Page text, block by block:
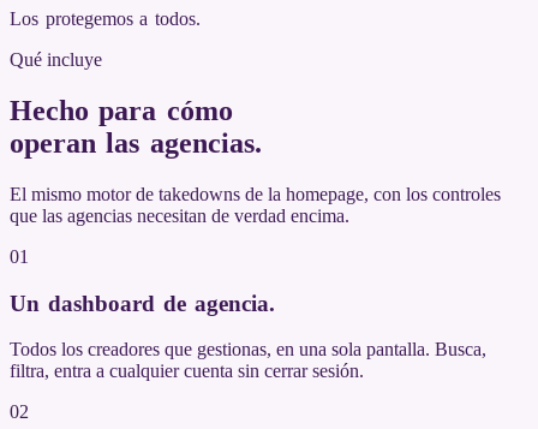
Los protegemos a todos.
Qué incluye
Hecho para cómo
operan las agencias.
El mismo motor de takedowns de la homepage, con los controles
que las agencias necesitan de verdad encima.
01
Un dashboard de agencia.
Todos los creadores que gestionas, en una sola pantalla. Busca,
filtra, entra a cualquier cuenta sin cerrar sesión.
02